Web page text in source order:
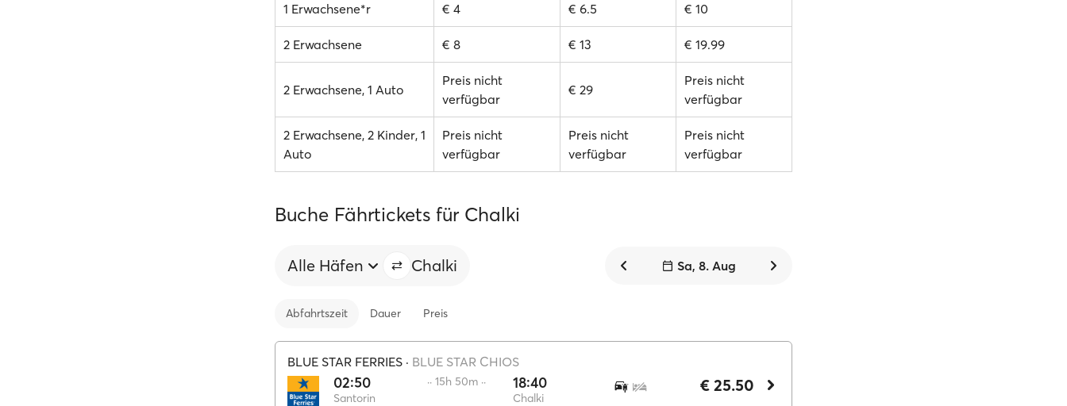
1 Erwachsene*r € 4 € 6.5 € 10
2 Erwachsene € 8 € 13 € 19.99
2 Erwachsene, 1 Auto
Preis nicht
verfügbar
€ 29
Preis nicht
verfügbar
2 Erwachsene, 2 Kinder, 1
Auto
Preis nicht
verfügbar
Preis nicht
verfügbar
Preis nicht
verfügbar
Buche Fährtickets für Chalki
Alle Häfen Chalki Sa, 8. Aug
Abfahrtszeit Dauer Preis
BLUE STAR FERRIES · BLUE STAR CHIOS
02:50
Santorin
·· 15h 50m ·· 18:40
Chalki
€ 25.50